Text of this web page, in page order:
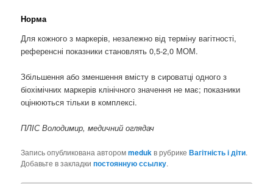
Норма
Для кожного з маркерів, незалежно від терміну вагітності,
референсні показники становлять 0,5-2,0 МОМ.
Збільшення або зменшення вмісту в сироватці одного з
біохімічних маркерів клінічного значення не має; показники
оцінюються тільки в комплексі.
ПЛІС Володимир, медичний оглядач
Запись опубликована авторомmedukв рубрикеВагітність і діти.
Добавьте в закладкипостоянную ссылку.